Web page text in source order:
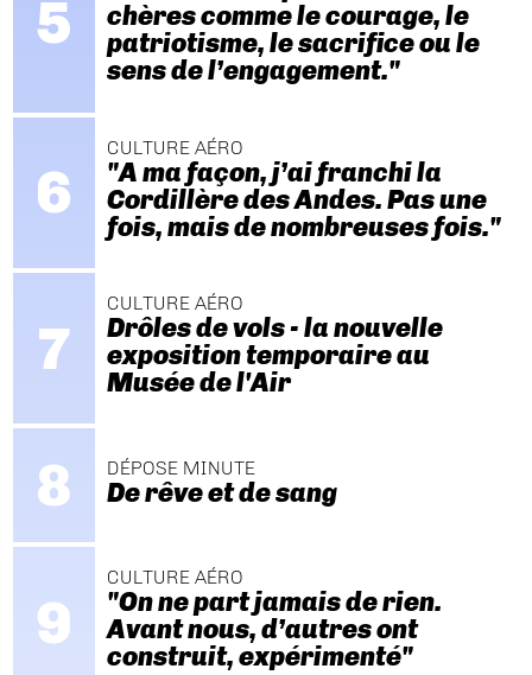
chères comme le courage, le
patriotisme, le sacrifice ou le
sens de l’engagement."
CULTURE AÉRO
"A ma façon, j’ai franchi la
Cordillère des Andes. Pas une
fois, mais de nombreuses fois."
CULTURE AÉRO
Drôles de vols - la nouvelle
exposition temporaire au
Musée de l'Air
DÉPOSE MINUTE
De rêve et de sang
CULTURE AÉRO
"On ne part jamais de rien.
Avant nous, d’autres ont
construit, expérimenté"